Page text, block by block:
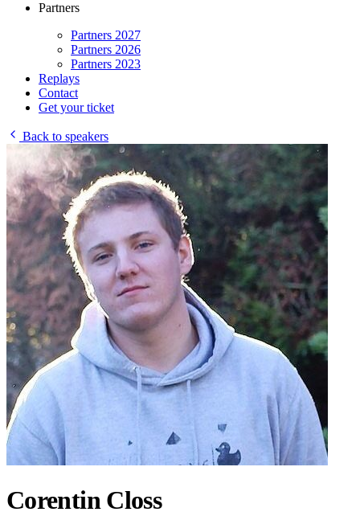
Partners
Partners 2027
Partners 2026
Partners 2023
Replays
Contact
Get your ticket
Back to speakers
Corentin Closs